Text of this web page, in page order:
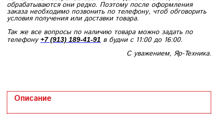
обрабатываются они редко. Поэтому после оформления
заказа необходимо позвонить по телефону, чтоб обговорить
условия получения или доставки товара.
Так же все вопросы по наличию товара можно задать по
телефону+7 (913) 189-41-91 в будни с 11:00 до 16:00.
С уважением, Яр-Техника.
Описание